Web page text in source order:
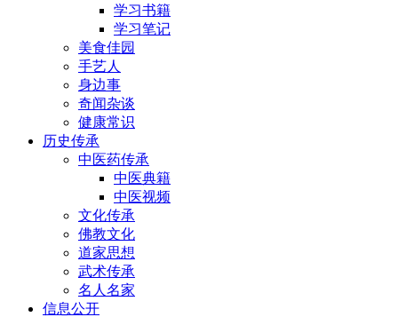
学习书籍
学习笔记
美食佳园
手艺人
身边事
奇闻杂谈
健康常识
历史传承
中医药传承
中医典籍
中医视频
文化传承
佛教文化
道家思想
武术传承
名人名家
信息公开